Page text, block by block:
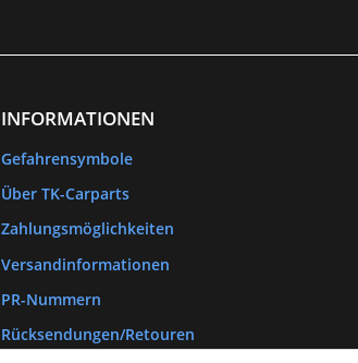
INFORMATIONEN
Gefahrensymbole
Über TK-Carparts
Zahlungsmöglichkeiten
Versandinformationen
PR-Nummern
Rücksendungen/Retouren